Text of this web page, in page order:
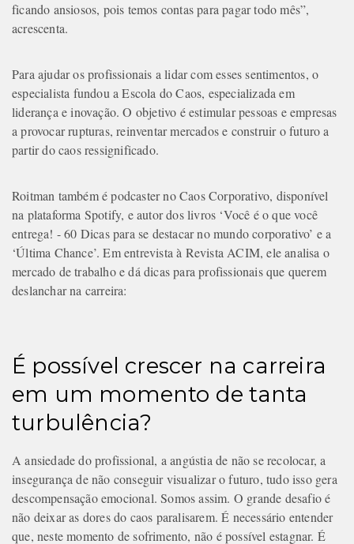
ficando ansiosos, pois temos contas para pagar todo mês”,
acrescenta.
Para ajudar os profissionais a lidar com esses sentimentos, o
especialista fundou a Escola do Caos, especializada em
liderança e inovação. O objetivo é estimular pessoas e empresas
a provocar rupturas, reinventar mercados e construir o futuro a
partir do caos ressignificado.
Roitman também é podcaster no Caos Corporativo, disponível
na plataforma Spotify, e autor dos livros ‘Você é o que você
entrega! - 60 Dicas para se destacar no mundo corporativo’ e a
‘Última Chance’. Em entrevista à Revista ACIM, ele analisa o
mercado de trabalho e dá dicas para profissionais que querem
deslanchar na carreira:
É possível crescer na carreira
em um momento de tanta
turbulência?
A ansiedade do profissional, a angústia de não se recolocar, a
insegurança de não conseguir visualizar o futuro, tudo isso gera
descompensação emocional. Somos assim. O grande desafio é
não deixar as dores do caos paralisarem. É necessário entender
que, neste momento de sofrimento, não é possível estagnar. É